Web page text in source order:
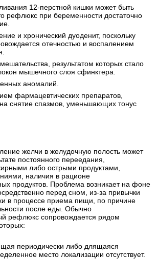
12-перстной кишки может быть
рефлюкс при беременности достаточно
и хронический дуоденит, поскольку
отечностью и воспалением
результатом которых стало
мышечного слоя сфинктера.
аномалий.
фармацевтических препаратов,
снятие спазмов, уменьшающих тонус
желчи в желудочную полость может
постоянного переедания,
либо острыми продуктами,
наличия в рационе
продуктов. Проблема возникает на фоне
перед сном, из-за привычки
в процессе приема пищи, по причине
после еды. Обычно
рефлюкс сопровождается рядом
периодически либо длящаяся
место локализации отсутствует.